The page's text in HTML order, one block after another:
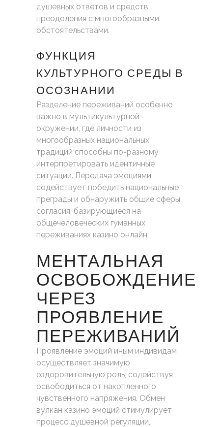
душевных ответов и средств
преодоления с многообразными
обстоятельствами.
ФУНКЦИЯ
КУЛЬТУРНОГО СРЕДЫ В
ОСОЗНАНИИ
Разделение переживаний особенно
важно в мультикультурной
окружении, где личности из
многообразных национальных
традиций способны по-разному
интерпретировать идентичные
ситуации. Передача эмоциями
содействует победить национальные
преграды и обнаружить общие сферы
согласия, базирующиеся на
общечеловеческих гуманных
переживаниях казино онлайн.
МЕНТАЛЬНАЯ
ОСВОБОЖДЕНИЕ
ЧЕРЕЗ
ПРОЯВЛЕНИЕ
ПЕРЕЖИВАНИЙ
Проявление эмоций иным индивидам
осуществляет значимую
оздоровительную роль, содействуя
освободиться от накопленного
чувственного напряжения. Обмен
вулкан казино эмоций стимулирует
процесс душевной регуляции,